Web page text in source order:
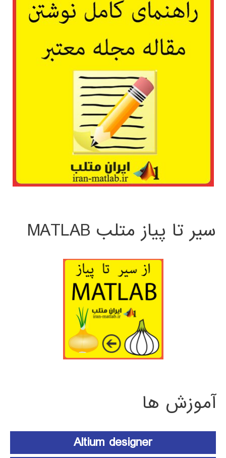
سیر تا پیاز متلب MATLAB
آموزش ها
Altium designer